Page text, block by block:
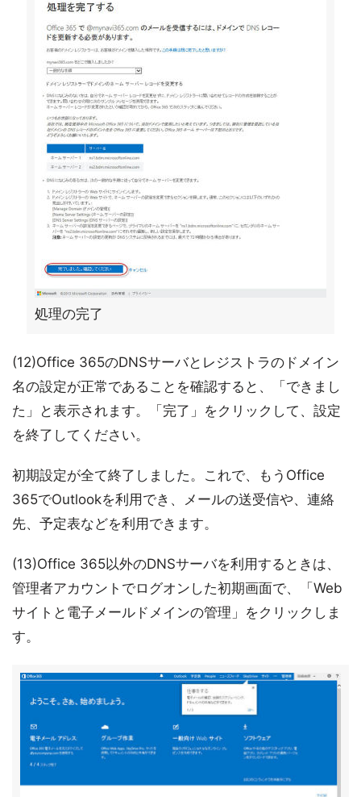
処理の完了
(12)Office 365のDNSサーバとレジストラのドメイン
名の設定が正常であることを確認すると、「できまし
た」と表示されます。「完了」をクリックして、設定
を終了してください。
初期設定が全て終了しました。これで、もうOffice
365でOutlookを利用でき、メールの送受信や、連絡
先、予定表などを利用できます。
(13)Office 365以外のDNSサーバを利用するときは、
管理者アカウントでログオンした初期画面で、「Web
サイトと電子メールドメインの管理」をクリックしま
す。